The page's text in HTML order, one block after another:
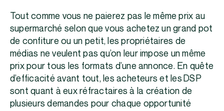
Tout comme vous ne paierez pas le même prix au
supermarché selon que vous achetez un grand pot
de confiture ou un petit, les propriétaires de
médias ne veulent pas qu’on leur impose un même
prix pour tous les formats d’une annonce. En quête
d’efficacité avant tout, les acheteurs et les DSP
sont quant à eux réfractaires à la création de
plusieurs demandes pour chaque opportunité